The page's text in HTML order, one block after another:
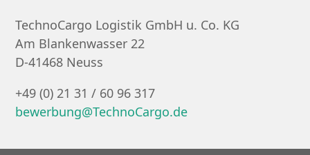
TechnoCargo Logistik GmbH u. Co. KG
Am Blankenwasser 22
D-41468 Neuss
+49 (0) 21 31 / 60 96 317
bewerbung@TechnoCargo.de